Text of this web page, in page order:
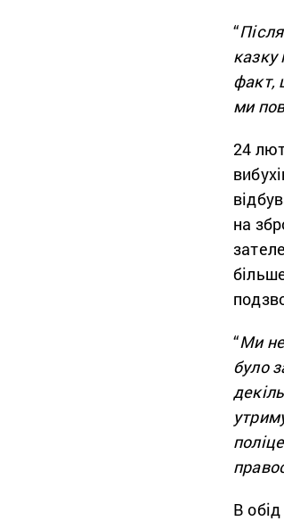
“
казку
факт,
ми
24
на
“Ми
було
В